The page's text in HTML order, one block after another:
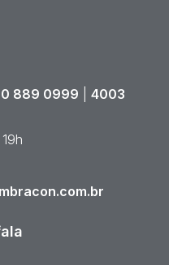
889 0999
4003